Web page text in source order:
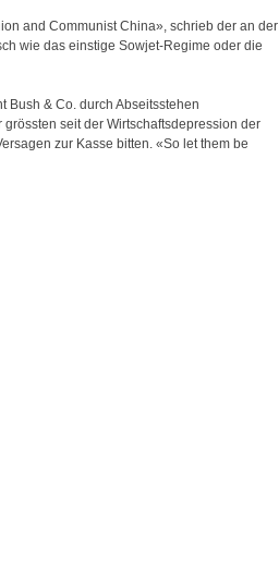
and Communist China», schrieb der an der
wie das einstige Sowjet-Regime oder die
Bush & Co. durch Abseitsstehen
seit der Wirtschaftsdepression der
zur Kasse bitten. «So let them be